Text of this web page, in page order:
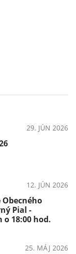
29. JÚN 2026
12. JÚN 2026
Pial -
o 18:00 hod.
25. MÁJ 2026